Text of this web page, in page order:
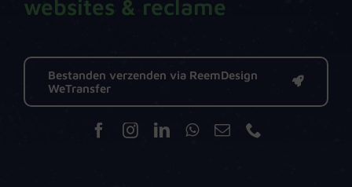
websites & reclame
Bestanden verzenden via ReemDesign
WeTransfer